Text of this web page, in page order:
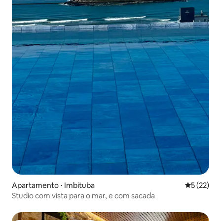
Apartamento ⋅ Imbituba 5 de uma
5 (22)
Studio com vista para o mar, e com sacada